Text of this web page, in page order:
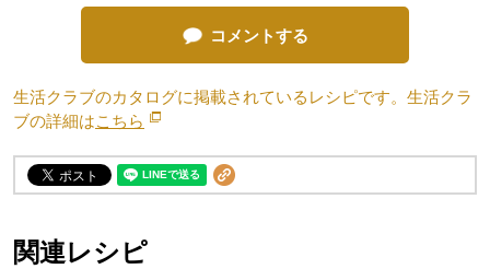
コメントする
生活クラブのカタログに掲載されているレシピです。生活クラ
ブの詳細はこちら 別のウィンドウで開きます。
関連レシピ